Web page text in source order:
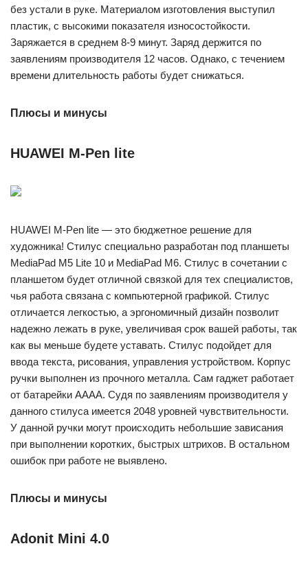
без устали в руке. Материалом изготовления выступил
пластик, с высокими показателя износостойкости.
Заряжается в среднем 8-9 минут. Заряд держится по
заявлениям производителя 12 часов. Однако, с течением
времени длительность работы будет снижаться.
Плюсы и минусы
HUAWEI M-Pen lite
HUAWEI M-Pen lite — это бюджетное решение для
художника! Стилус специально разработан под планшеты
MediaPad M5 Lite 10 и MediaPad M6. Стилус в сочетании с
планшетом будет отличной связкой для тех специалистов,
чья работа связана с компьютерной графикой. Стилус
отличается легкостью, а эргономичный дизайн позволит
надежно лежать в руке, увеличивая срок вашей работы, так
как вы меньше будете уставать. Стилус подойдет для
ввода текста, рисования, управления устройством. Корпус
ручки выполнен из прочного металла. Сам гаджет работает
от батарейки AAAA. Судя по заявлениям производителя у
данного стилуса имеется 2048 уровней чувствительности.
У данной ручки могут происходить небольшие зависания
при выполнении коротких, быстрых штрихов. В остальном
ошибок при работе не выявлено.
Плюсы и минусы
Adonit Mini 4.0